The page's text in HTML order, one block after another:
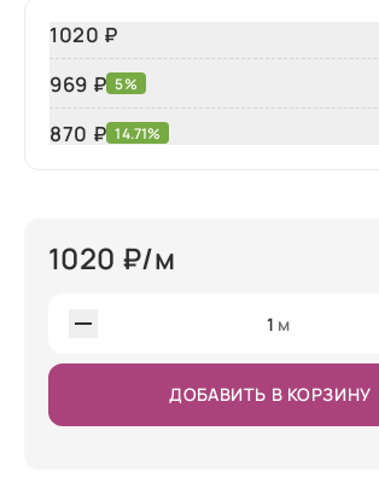
1020 ₽
969 ₽ 5%
870 ₽ 14.71%
1020 ₽/м
1 м
ДОБАВИТЬ В КОРЗИНУ